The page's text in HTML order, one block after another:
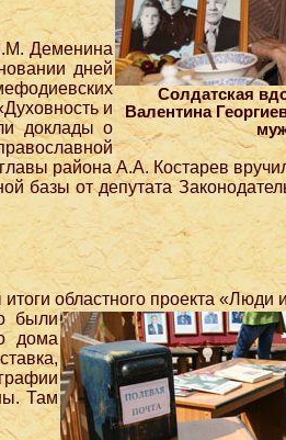
Солдатская
Валентина
Деменина
дней
и
доклады о
района А.А. Костарев
базы от депутата
областного проекта «Люди и
были
дома
Там